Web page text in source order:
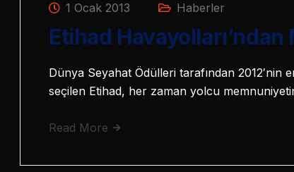
1 Ocak 2013 Haberler
Etihad Havayolları’ndan
Dünya Seyahat Ödülleri tarafından
seçilen Etihad, her zaman yolcu
Read More